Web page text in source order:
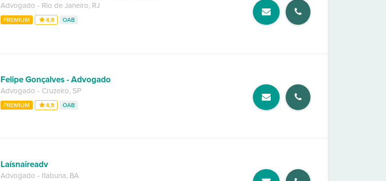
Advogado - Rio de Janeiro, RJ
PREMIUM 4,9 OAB
Felipe Gonçalves - Advogado
Advogado - Cruzeiro, SP
PREMIUM 4,9 OAB
Laísnaireadv
Advogado - Itabuna, BA